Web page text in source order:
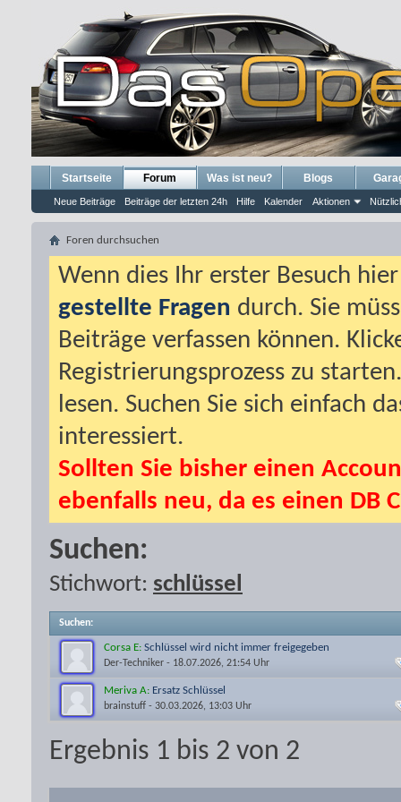
Startseite Forum
Neue Beiträge Beiträge der letzten 24h Hilfe Kalender Aktionen
Was ist neu? Blogs
Foren durchsuchen
Wenn dies Ihr erster Besuch
gestellte Fragen durch. Sie
Beiträge verfassen können.
Registrierungsprozess zu
lesen. Suchen Sie sich einfach
interessiert.
Sollten Sie bisher einen
ebenfalls neu, da es einen DB
Suchen:
Stichwort: schlüssel
Suchen:
Corsa E: Schlüssel wird nicht immer freigegeben
Der-Techniker - 18.07.2026, 21:54 Uhr
Meriva A: Ersatz Schlüssel
brainstuff - 30.03.2026, 13:03 Uhr
Ergebnis 1 bis 2 von 2